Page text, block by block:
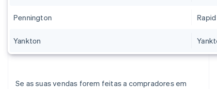
Pennington
Yankton
Se as suas vendas forem feitas a compradores em